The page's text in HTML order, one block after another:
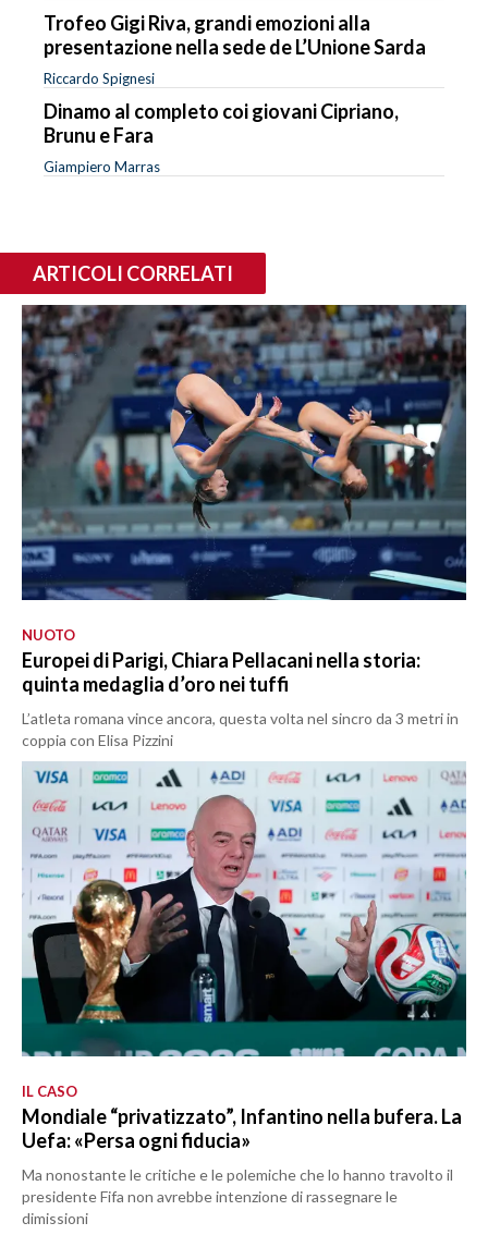
Trofeo Gigi Riva, grandi emozioni alla
presentazione nella sede de L’Unione Sarda
Riccardo Spignesi
Dinamo al completo coi giovani Cipriano,
Brunu e Fara
Giampiero Marras
ARTICOLI CORRELATI
NUOTO
Europei di Parigi, Chiara Pellacani nella storia:
quinta medaglia d’oro nei tuffi
L’atleta romana vince ancora, questa volta nel sincro da 3 metri in
coppia con Elisa Pizzini
IL CASO
Mondiale “privatizzato”, Infantino nella bufera. La
Uefa: «Persa ogni fiducia»
Ma nonostante le critiche e le polemiche che lo hanno travolto il
presidente Fifa non avrebbe intenzione di rassegnare le
dimissioni